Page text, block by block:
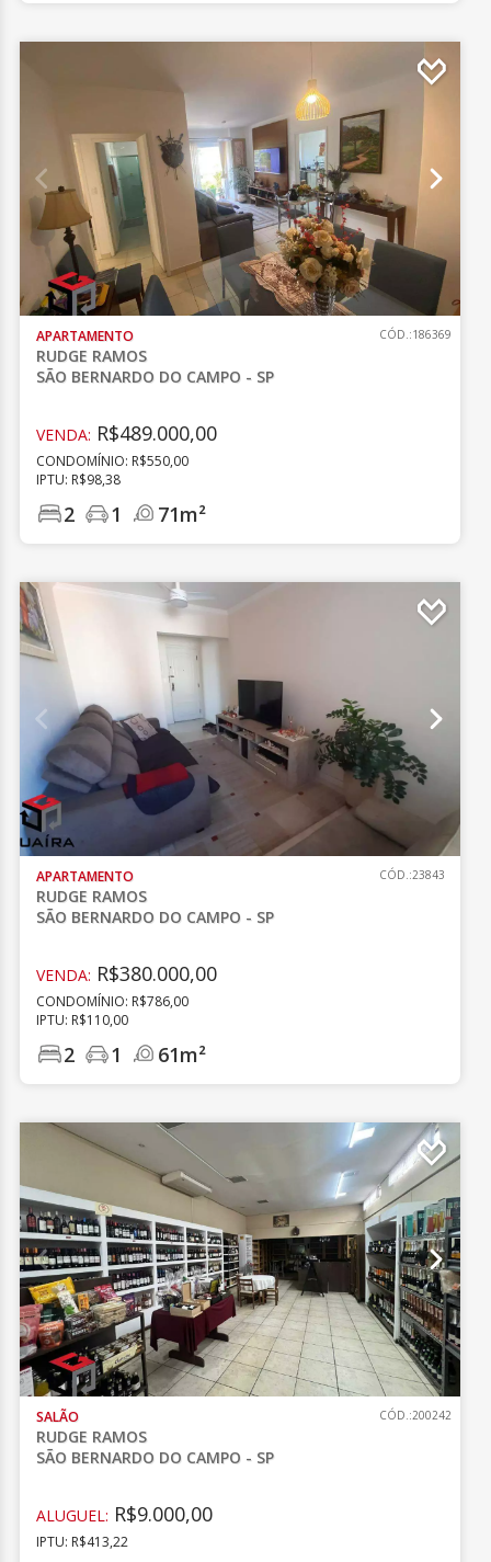
APARTAMENTO
RUDGE RAMOS
SÃO BERNARDO DO CAMPO - SP
CÓD.:186369
VENDA: R$489.000,00
CONDOMÍNIO: R$550,00
IPTU: R$98,38
2 1 71m²
APARTAMENTO
RUDGE RAMOS
SÃO BERNARDO DO CAMPO - SP
CÓD.:23843
VENDA: R$380.000,00
CONDOMÍNIO: R$786,00
IPTU: R$110,00
2 1 61m²
SALÃO
RUDGE RAMOS
SÃO BERNARDO DO CAMPO - SP
CÓD.:200242
ALUGUEL: R$9.000,00
IPTU: R$413,22